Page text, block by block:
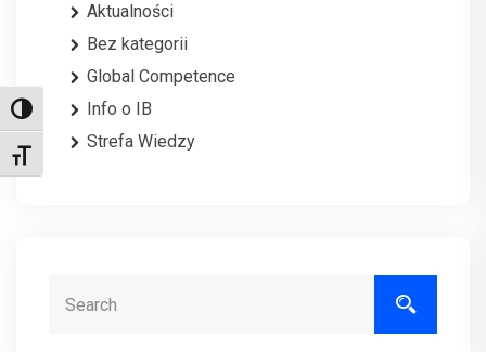
Toggle High Contrast
Toggle Font size
Aktualności
Bez kategorii
Global Competence
Info o IB
Strefa Wiedzy